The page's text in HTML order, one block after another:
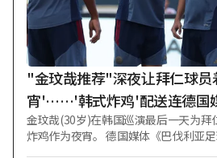
"金玟哉推荐"深夜让拜仁球员
宵'……'韩式炸鸡'配送连德国
选择”
金玟哉(30岁)在韩国巡演最后一天为拜
炸鸡作为夜宵。 德国媒体《巴伐利亚